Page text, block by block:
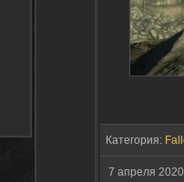
Категория:
7 апреля 2020